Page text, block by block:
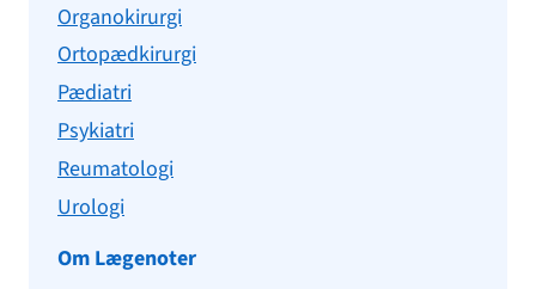
Organokirurgi
Ortopædkirurgi
Pædiatri
Psykiatri
Reumatologi
Urologi
Om Lægenoter